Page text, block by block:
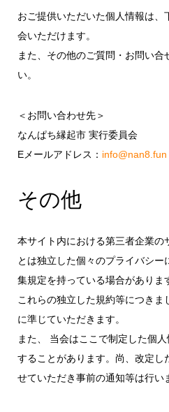
おご提供いただいた個人情報は、
会いただけます。
また、その他のご質問・お問い合
い。
＜お問い合わせ先＞
なんぱち縁起市 実行委員会
Eメールアドレス： info@nan8.fun
その他
本サイト内における第三者企業の
とは独立した個々のプライバシ
集規定を持っている場合がありま
これらの独立した規約等につきま
に準じていただきます。
また、 当会はここで制定した個
することがあります。尚、改定し
せていただき事前の通知等は行い